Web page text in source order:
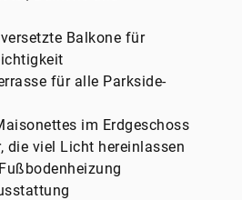
Balkone für
für alle Parkside-
im Erdgeschoss
die viel Licht hereinlassen